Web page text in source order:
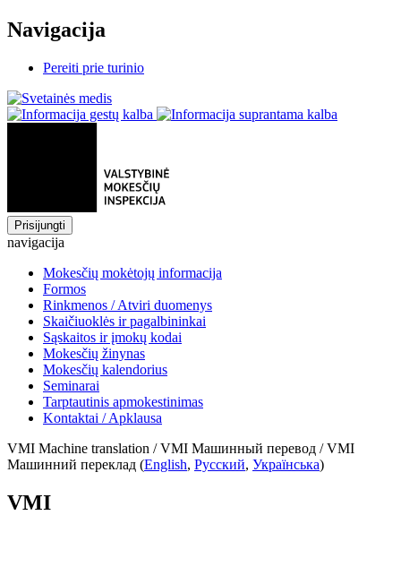
Navigacija
Pereiti prie turinio
Prisijungti
navigacija
Mokesčių mokėtojų informacija
Formos
Rinkmenos / Atviri duomenys
Skaičiuoklės ir pagalbininkai
Sąskaitos ir įmokų kodai
Mokesčių žinynas
Mokesčių kalendorius
Seminarai
Tarptautinis apmokestinimas
Kontaktai / Apklausa
VMI Machine translation / VMI Машинный перевод / VMI
Машинний переклад (English, Русский, Українська)
VMI